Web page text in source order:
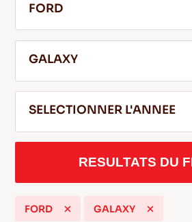
SERVICE & AIDE
FORD
GALAXY
SELECTIONNER L'ANNEE
RESULTATS DU
FORD GALAXY